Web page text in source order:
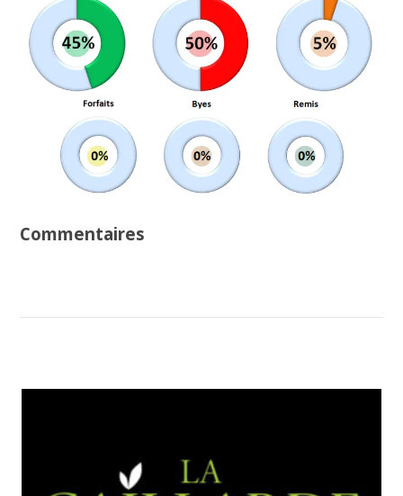
Commentaires